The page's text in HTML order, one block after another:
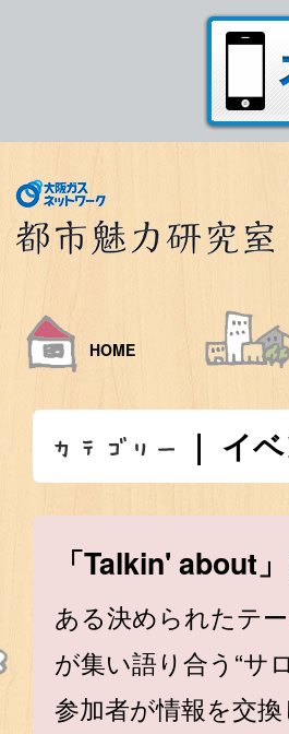
HOME
｜ イ
「Talkin' about
ある決められたテ
が集い語り合う“サ
参加者が情報を交